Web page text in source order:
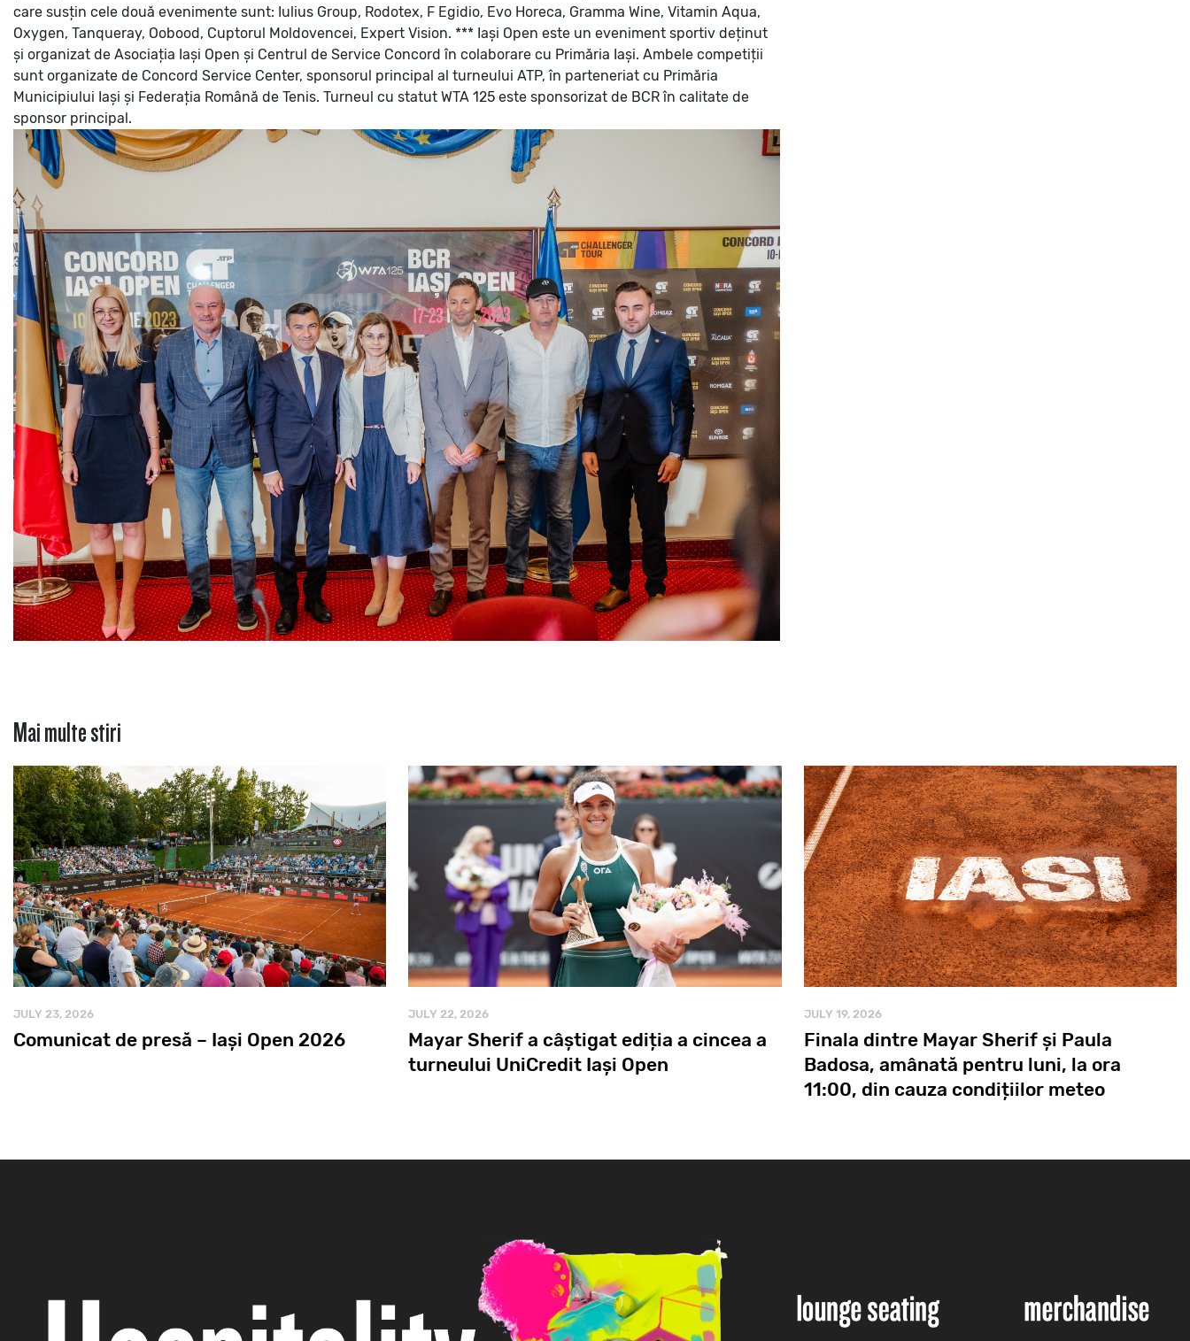
care susțin cele două evenimente sunt: Iulius Group, Rodotex, F Egidio, Evo Horeca, Gramma Wine, Vitamin Aqua,
Oxygen, Tanqueray, Oobood, Cuptorul Moldovencei, Expert Vision. *** Iași Open este un eveniment sportiv deținut
și organizat de Asociația Iași Open și Centrul de Service Concord în colaborare cu Primăria Iași. Ambele competiții
sunt organizate de Concord Service Center, sponsorul principal al turneului ATP, în parteneriat cu Primăria
Municipiului Iași și Federația Română de Tenis. Turneul cu statut WTA 125 este sponsorizat de BCR în calitate de
sponsor principal.
Mai multe stiri
JULY 23, 2026
Comunicat de presă – Iași Open 2026
JULY 22, 2026
Mayar Sherif a câștigat ediția a cincea a
turneului UniCredit Iași Open
JULY 19, 2026
Finala dintre Mayar Sherif și Paula
Badosa, amânată pentru luni, la ora
11:00, din cauza condițiilor meteo